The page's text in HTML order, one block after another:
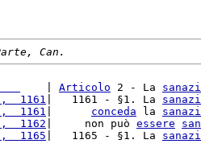
Can.
1
Articolo 2 - La
1161
|   1161 - §1. La
1161
conceda la
1162
|     non può essere
1165
|   1165 - §1. La